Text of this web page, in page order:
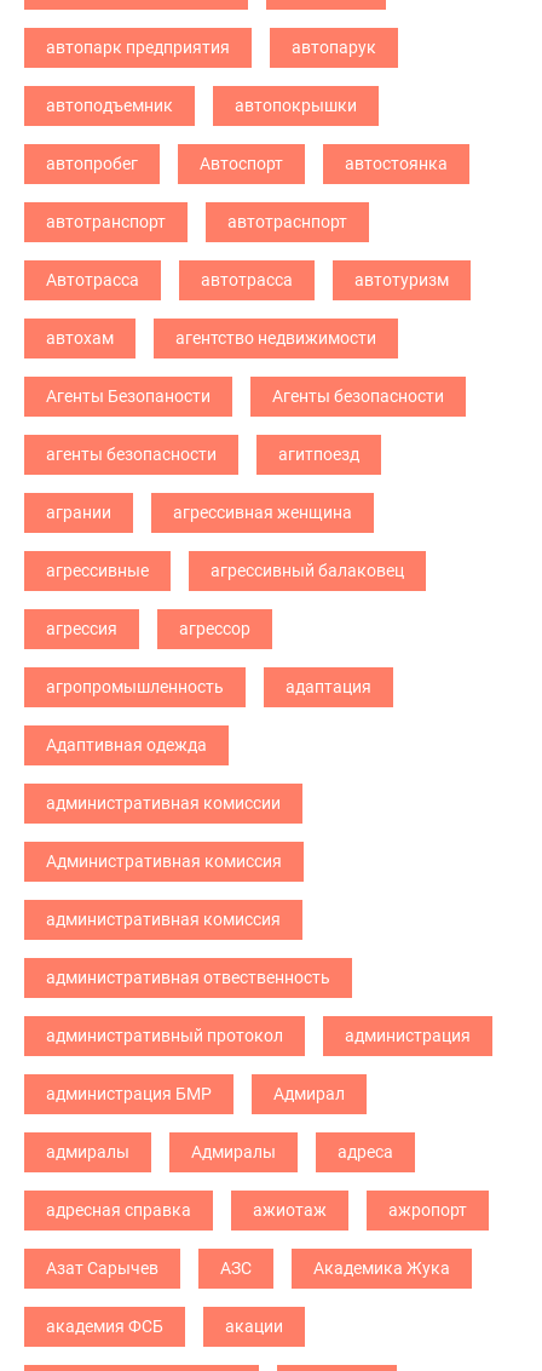
автопарк предприятия автопарук
автоподъемник автопокрышки
автопробег Автоспорт автостоянка
автотранспорт автотраснпорт
Автотрасса автотрасса автотуризм
автохам агентство недвижимости
Агенты Безопаности Агенты безопасности
агенты безопасности агитпоезд
агрании агрессивная женщина
агрессивные агрессивный балаковец
агрессия агрессор
агропромышленность адаптация
Адаптивная одежда
административная комиссии
Административная комиссия
административная комиссия
административная отвественность
административный протокол администрация
администрация БМР Адмирал
адмиралы Адмиралы адреса
адресная справка ажиотаж ажропорт
Азат Сарычев АЗС Академика Жука
академия ФСБ акации